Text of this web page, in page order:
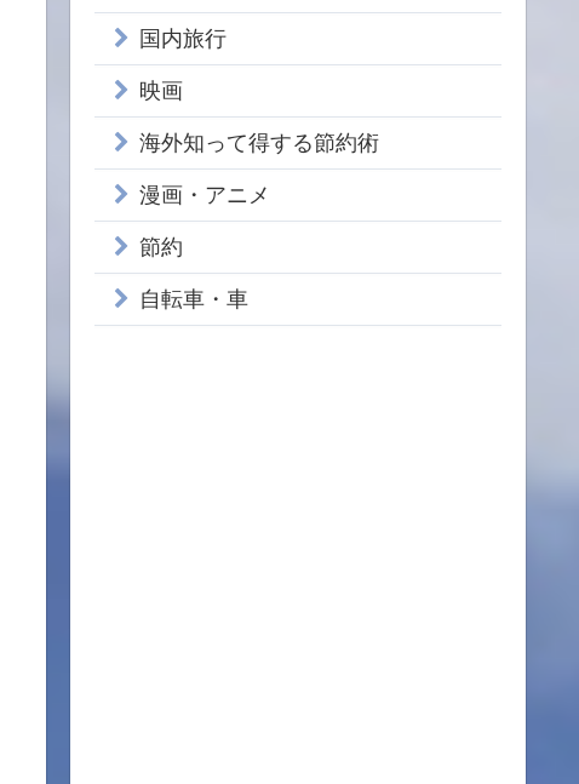
国内旅行
映画
海外知って得する節約術
漫画・アニメ
節約
自転車・車